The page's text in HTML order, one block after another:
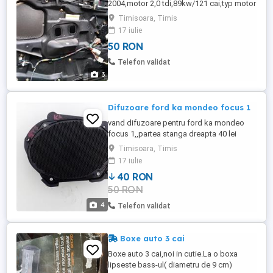
3
2004,motor 2,0 tdi,89kw/121 cai,typ motor
GY/19T/2pret 50 lei buc ,masina a circulat
doar in austria,detalii whatshap ,si alte
piese mazda 6 de motor,caroserie,interior
Timisoara, Timis
17 iulie
50 RON
Telefon validat
4
Difuzoare ford ka mondeo focus 1
vand difuzoare pentru ford ka mondeo
focus 1,,partea stanga dreapta 40 lei
bucata,informatii si pe whatshap
Timisoara, Timis
17 iulie
40 RON
50 RON
Telefon validat
Boxe auto 3 cai
Boxe auto 3 cai,noi in cutie.La o boxa
lipseste bass-ul( diametru de 9 cm)